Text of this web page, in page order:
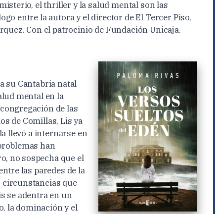
el thriller y la salud mental son las
entre la autora y el director de El Tercer Piso,
Con el patrocinio de Fundación Unicaja.
su Cantabria natal
mental en la
de las
de Comillas, Lis ya
llevó a internarse en
han
no sospecha que el
las paredes de la
circunstancias que
se adentra en un
la dominación y el